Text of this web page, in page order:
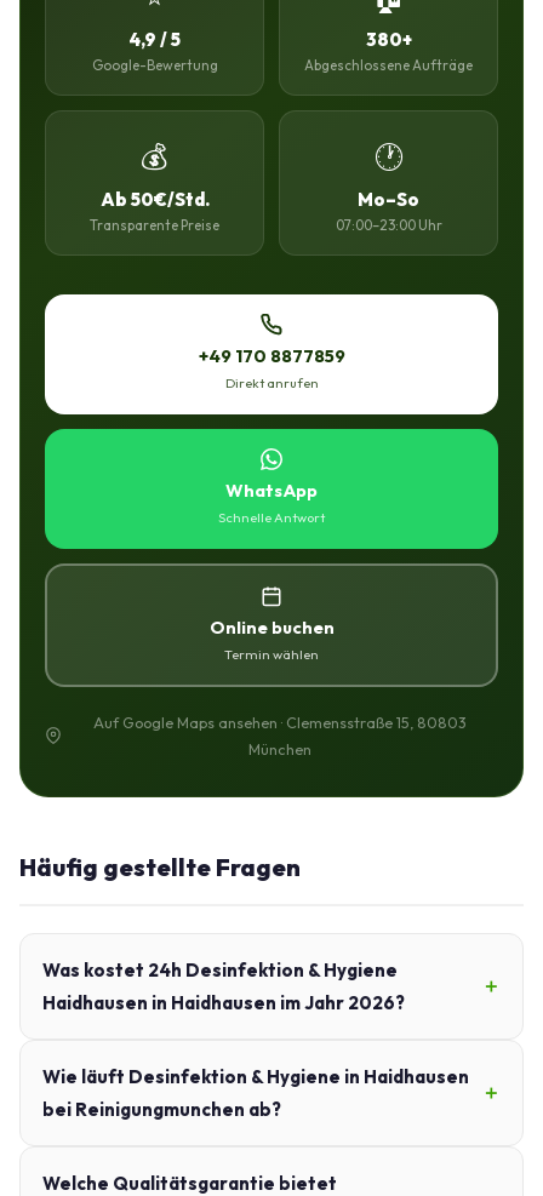
4,9 / 5
Google-Bewertung
380+
Abgeschlossene Aufträge
💰
Ab 50€/Std.
Transparente Preise
🕐
Mo–So
07:00–23:00 Uhr
+49 170 8877859
Direkt anrufen
WhatsApp
Schnelle Antwort
Online buchen
Termin wählen
Auf Google Maps ansehen · Clemensstraße 15, 80803
München
Häufig gestellte Fragen
Was kostet 24h Desinfektion & Hygiene
Haidhausen in Haidhausen im Jahr 2026?
Wie läuft Desinfektion & Hygiene in Haidhausen
bei Reinigungmunchen ab?
Welche Qualitätsgarantie bietet